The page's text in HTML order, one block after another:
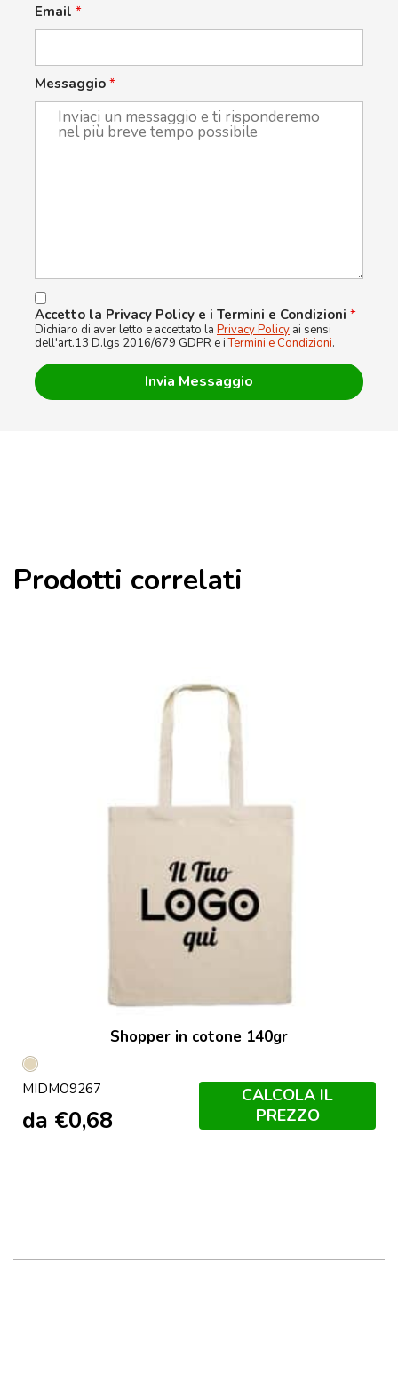
Email *
Messaggio *
Accetto la Privacy Policy e i Termini e Condizioni *
Dichiaro di aver letto e accettato la Privacy Policy ai sensi
dell'art.13 D.lgs 2016/679 GDPR e iTermini e Condizioni.
Prodotti correlati
Shopper in cotone 140gr
Beige
MIDMO9267
da €0,68
CALCOLA IL
PREZZO